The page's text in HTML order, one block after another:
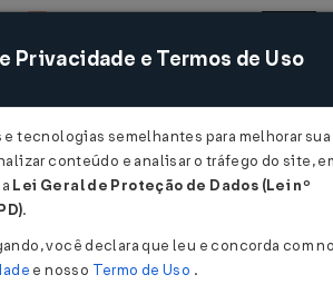
Acessar
sobre a apresentação da DCTF de janeiro
Privacidade e Termos de Uso
tecnologias semelhantes para melhorar sua
conteúdo e analisar o tráfego do site,
Lei Geral de Proteção de Dados (Lei nº
.
você declara que leu e concorda com
e nosso Termo de Uso .